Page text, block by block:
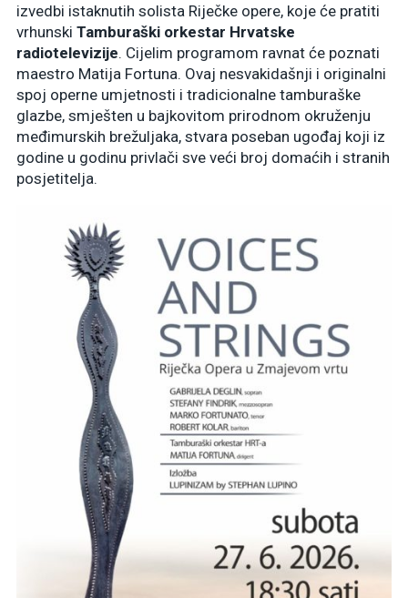
izvedbi istaknutih solista Riječke opere, koje će pratiti
vrhunski Tamburaški orkestar Hrvatske
radiotelevizije. Cijelim programom ravnat će poznati
maestro Matija Fortuna. Ovaj nesvakidašnji i originalni
spoj operne umjetnosti i tradicionalne tamburaške
glazbe, smješten u bajkovitom prirodnom okruženju
međimurskih brežuljaka, stvara poseban ugođaj koji iz
godine u godinu privlači sve veći broj domaćih i stranih
posjetitelja.